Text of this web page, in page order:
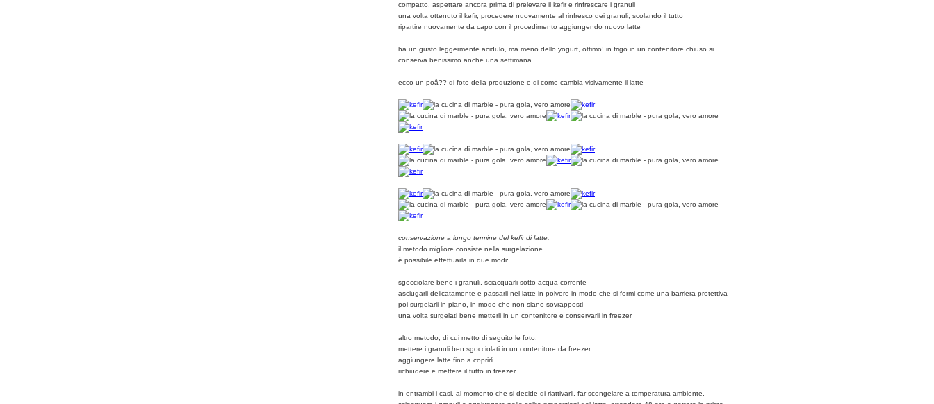
compatto, aspettare ancora prima di prelevare il kefir e rinfrescare i granuli
una volta ottenuto il kefir, procedere nuovamente al rinfresco dei granuli, scolando il tutto
ripartire nuovamente da capo con il procedimento aggiungendo nuovo latte
ha un gusto leggermente acidulo, ma meno dello yogurt, ottimo! in frigo in un contenitore chiuso si
conserva benissimo anche una settimana
ecco un poâ?? di foto della produzione e di come cambia visivamente il latte
conservazione a lungo termine del kefir di latte:
il metodo migliore consiste nella surgelazione
è possibile effettuarla in due modi:
sgocciolare bene i granuli, sciacquarli sotto acqua corrente
asciugarli delicatamente e passarli nel latte in polvere in modo che si formi come una barriera protettiva
poi surgelarli in piano, in modo che non siano sovrapposti
una volta surgelati bene metterli in un contenitore e conservarli in freezer
altro metodo, di cui metto di seguito le foto:
mettere i granuli ben sgocciolati in un contenitore da freezer
aggiungere latte fino a coprirli
richiudere e mettere il tutto in freezer
in entrambi i casi, al momento che si decide di riattivarli, far scongelare a temperatura ambiente,